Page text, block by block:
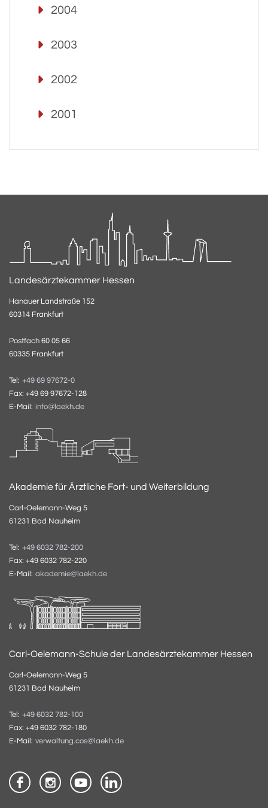
2004
2003
2002
2001
Landesärztekammer Hessen
Hanauer Landstraße 152
60314 Frankfurt
Postfach 60 05 66
60335 Frankfurt
Tel: +49 69 97672-0
Fax: +49 69 97672-128
E-Mail: info@laekh.de
Akademie für Ärztliche Fort- und Weiterbildung
Carl-Oelemann-Weg 5
61231 Bad Nauheim
Tel: +49 6032 782-200
Fax: +49 6032 782-220
E-Mail: akademie@laekh.de
Carl-Oelemann-Schule der Landesärztekammer Hessen
Carl-Oelemann-Weg 5
61231 Bad Nauheim
Tel: +49 6032 782-100
Fax: +49 6032 782-180
E-Mail: verwaltung.cos@laekh.de